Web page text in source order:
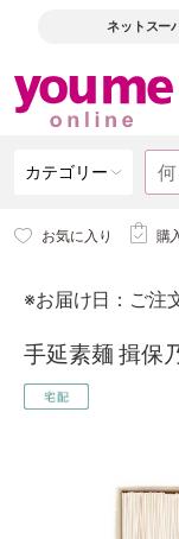
ネットスー
カテゴリー
お気に入り 購
※お届け日：ご注
手延素麺 揖保